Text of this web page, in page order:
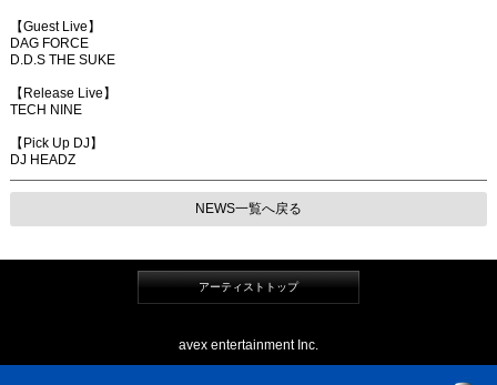
【Guest Live】
DAG FORCE
D.D.S THE SUKE
【Release Live】
TECH NINE
【Pick Up DJ】
DJ HEADZ
NEWS一覧へ戻る
アーティストトップ
avex entertainment Inc.